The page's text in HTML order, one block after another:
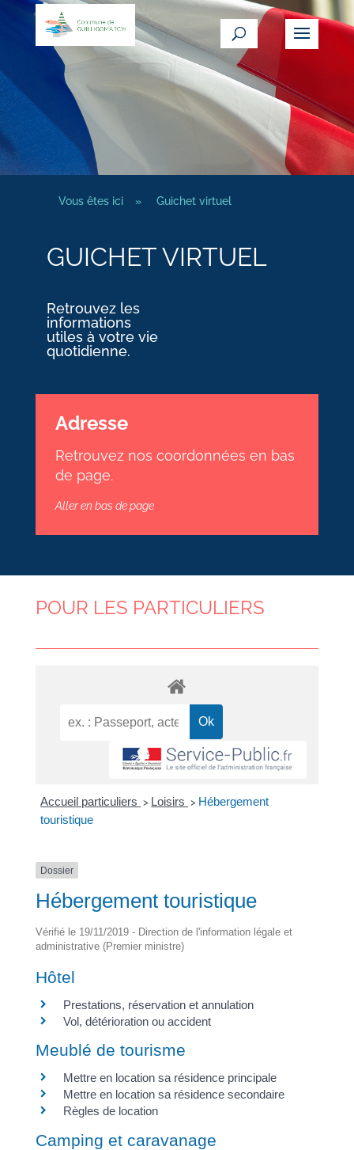
Vous êtes ici » Guichet virtuel
GUICHET VIRTUEL
Retrouvez les
informations
utiles à votre vie
quotidienne.
Adresse
Retrouvez nos coordonnées en bas
de page.
Aller en bas de page
POUR LES PARTICULIERS
Accueil particuliers > Loisirs > Hébergement
touristique
Dossier
Hébergement touristique
Vérifié le 19/11/2019 - Direction de l'information légale et
administrative (Premier ministre)
Hôtel
Prestations, réservation et annulation
Vol, détérioration ou accident
Meublé de tourisme
Mettre en location sa résidence principale
Mettre en location sa résidence secondaire
Règles de location
Camping et caravanage